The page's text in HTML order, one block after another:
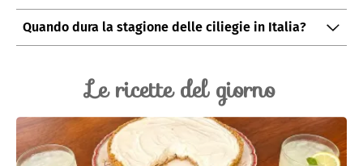
In Sicilia, coltivata su terreni vulcanici; è l'unica ciliegia
DOP del settore.
Quando dura la stagione delle ciliegie in Italia?
Le ricette del giorno